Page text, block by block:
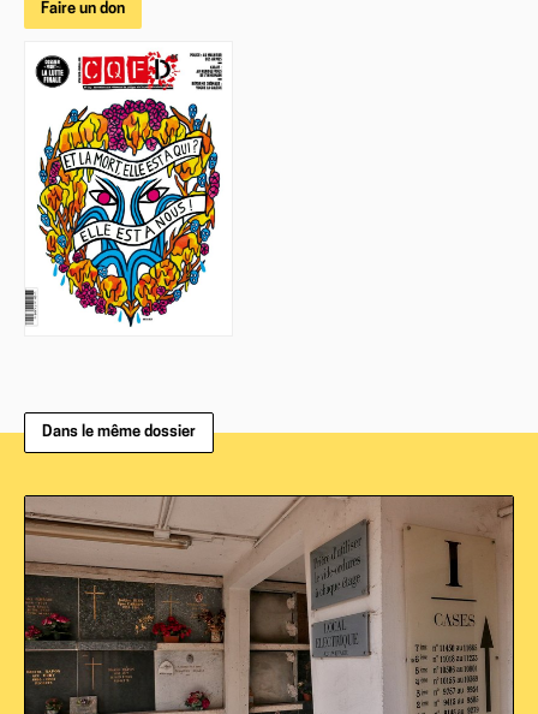
Faire un don
Dans le même dossier